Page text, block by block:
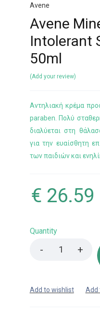
Avene
Avene
Intolerant
50ml
Add your review
Αντηλιακή κρέμα
paraben. Πολύ
διαλύεται στη
για την ευαίσθητη
των παιδιών και
€ 26.59
Quantity